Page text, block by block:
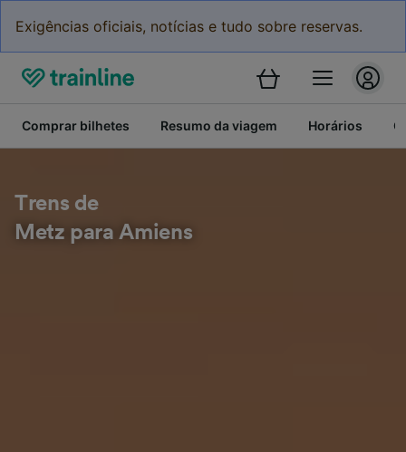
Exigências oficiais, notícias e tudo sobre reservas.
Comprar bilhetes Resumo da viagem Horários
Trens de
Metz para Amiens